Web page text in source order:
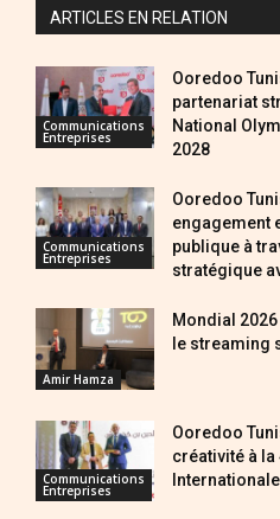
ARTICLES EN RELATION
Communications
Entreprises
Ooredoo
partenariat
National
2028
Communications
Entreprises
Ooredoo
engagement
publique à
stratégique
Amir Hamza
Mondial
le streaming
Communications
Entreprises
Ooredoo
créativité à la